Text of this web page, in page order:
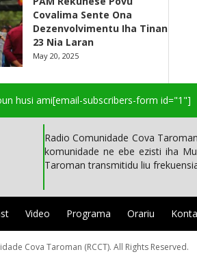
Covalima Sente Ona
Dezenvolvimentu Iha Tinan
23 Nia Laran
May 20, 2025
husi ami[email-subscribers-form id="1"]
Radio Comunidade Cova
komunidade ne ebe ezisti iha
Taroman transmitidu liu
Video Programa Orariu
Cova Taroman (RCCT). All Rights Reserved.